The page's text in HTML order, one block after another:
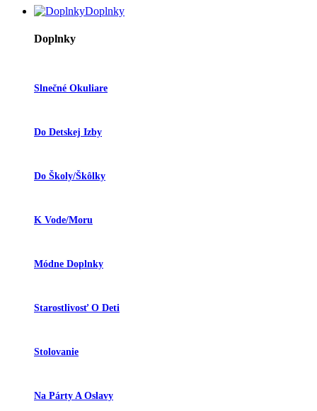
Doplnky
Doplnky
Slnečné Okuliare
Do Detskej Izby
Do Školy/škôlky
K Vode/moru
Módne Doplnky
Starostlivosť O Deti
Stolovanie
Na Párty A Oslavy